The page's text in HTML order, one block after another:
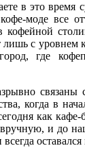
в это время
моде все
кофейной
лишь с
где
когда в
как
и до